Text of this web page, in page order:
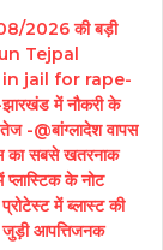
2026 की बड़ी
Tejpal
jail for rape-
झारखंड में नौकरी के
-@बांग्लादेश वापस
का सबसे खतरनाक
के नोट
में ब्लास्ट की
आपत्तिजनक